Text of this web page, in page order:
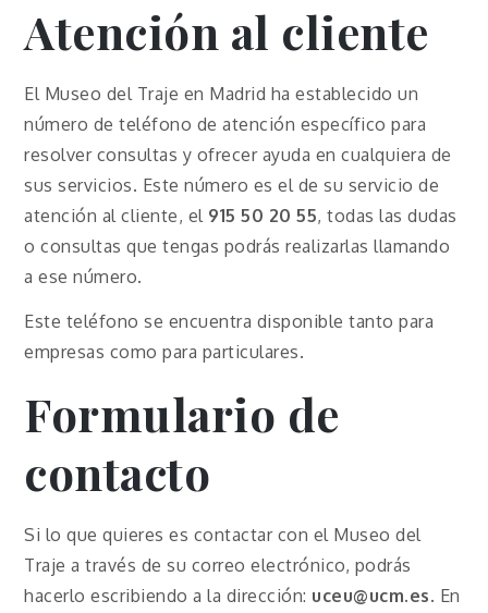
Atención al cliente
El Museo del Traje en Madrid ha establecido un
número de teléfono de atención específico para
resolver consultas y ofrecer ayuda en cualquiera de
sus servicios. Este número es el de su servicio de
atención al cliente, el 915 50 20 55, todas las dudas
o consultas que tengas podrás realizarlas llamando
a ese número.
Este teléfono se encuentra disponible tanto para
empresas como para particulares.
Formulario de
contacto
Si lo que quieres es contactar con el Museo del
Traje a través de su correo electrónico, podrás
hacerlo escribiendo a la dirección: uceu@ucm.es. En